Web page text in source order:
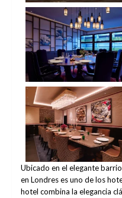
No Caption
No Caption
Ubicado en el elegante
en Londres es uno de los
hotel combina la elegancia